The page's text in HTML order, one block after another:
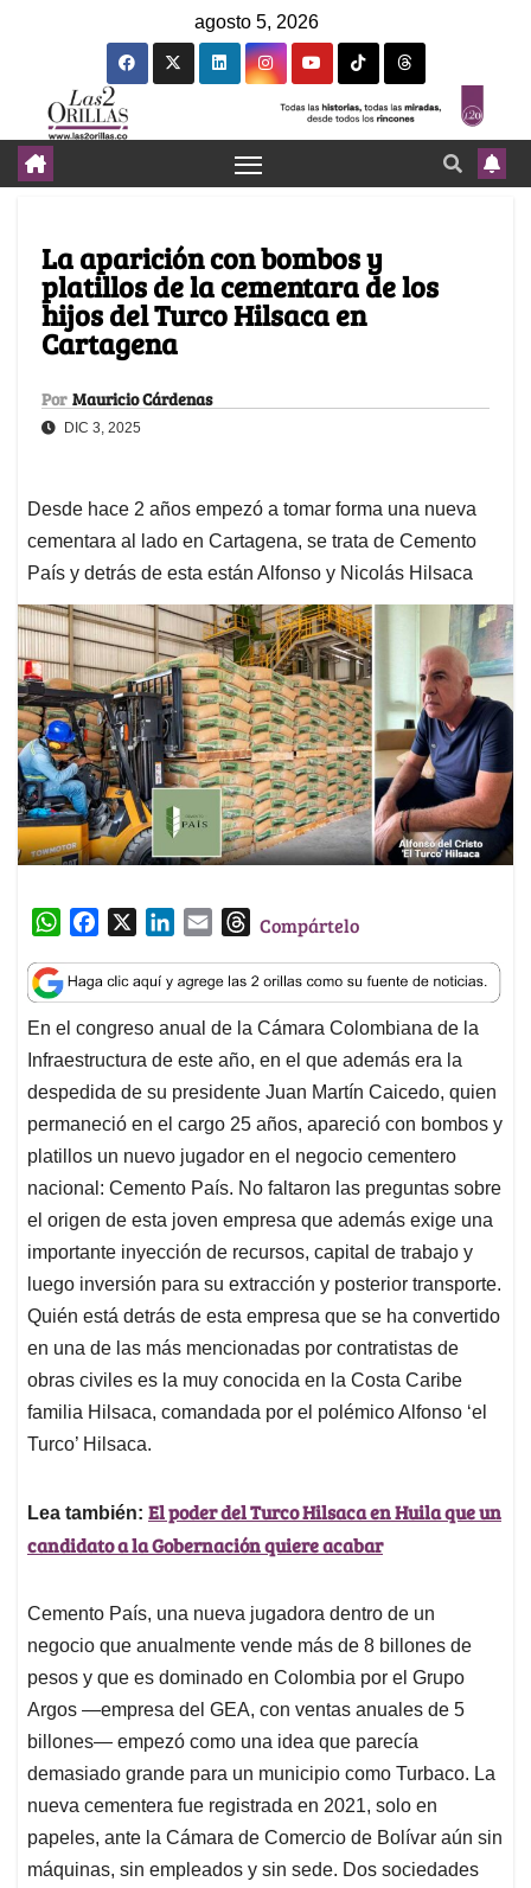
agosto 5, 2026
La aparición con bombos y
platillos de la cementara de los
hijos del Turco Hilsaca en
Cartagena
Por Mauricio Cárdenas
DIC 3, 2025
Desde hace 2 años empezó a tomar forma una nueva
cementara al lado en Cartagena, se trata de Cemento
País y detrás de esta están Alfonso y Nicolás Hilsaca
W
a
t
s
A
p
p
c
e
b
o
o
k
n
k
e
d
I
n
a
i
l
T
r
e
a
d
s
Compártelo
En el congreso anual de la Cámara Colombiana de la
Infraestructura de este año, en el que además era la
despedida de su presidente Juan Martín Caicedo, quien
permaneció en el cargo 25 años, apareció con bombos y
platillos un nuevo jugador en el negocio cementero
nacional: Cemento País. No faltaron las preguntas sobre
el origen de esta joven empresa que además exige una
importante inyección de recursos, capital de trabajo y
luego inversión para su extracción y posterior transporte.
Quién está detrás de esta empresa que se ha convertido
en una de las más mencionadas por contratistas de
obras civiles es la muy conocida en la Costa Caribe
familia Hilsaca, comandada por el polémico Alfonso ‘el
Turco’ Hilsaca.
Lea también: El poder del Turco Hilsaca en Huila que un
candidato a la Gobernación quiere acabar
Cemento País, una nueva jugadora dentro de un
negocio que anualmente vende más de 8 billones de
pesos y que es dominado en Colombia por el Grupo
Argos —empresa del GEA, con ventas anuales de 5
billones— empezó como una idea que parecía
demasiado grande para un municipio como Turbaco. La
nueva cementera fue registrada en 2021, solo en
papeles, ante la Cámara de Comercio de Bolívar aún sin
máquinas, sin empleados y sin sede. Dos sociedades